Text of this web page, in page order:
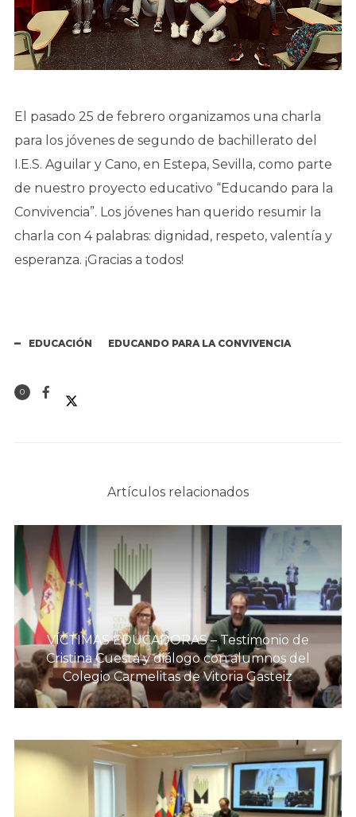
El pasado 25 de febrero organizamos una charla
para los jóvenes de segundo de bachillerato del
I.E.S. Aguilar y Cano, en Estepa, Sevilla, como parte
de nuestro proyecto educativo “Educando para la
Convivencia”. Los jóvenes han querido resumir la
charla con 4 palabras: dignidad, respeto, valentía y
esperanza. ¡Gracias a todos!
EDUCACIÓN EDUCANDO PARA LA CONVIVENCIA
0
Artículos relacionados
VÍCTIMAS EDUCADORAS – Testimonio de
Cristina Cuesta y diálogo con alumnos del
Colegio Carmelitas de Vitoria Gasteiz